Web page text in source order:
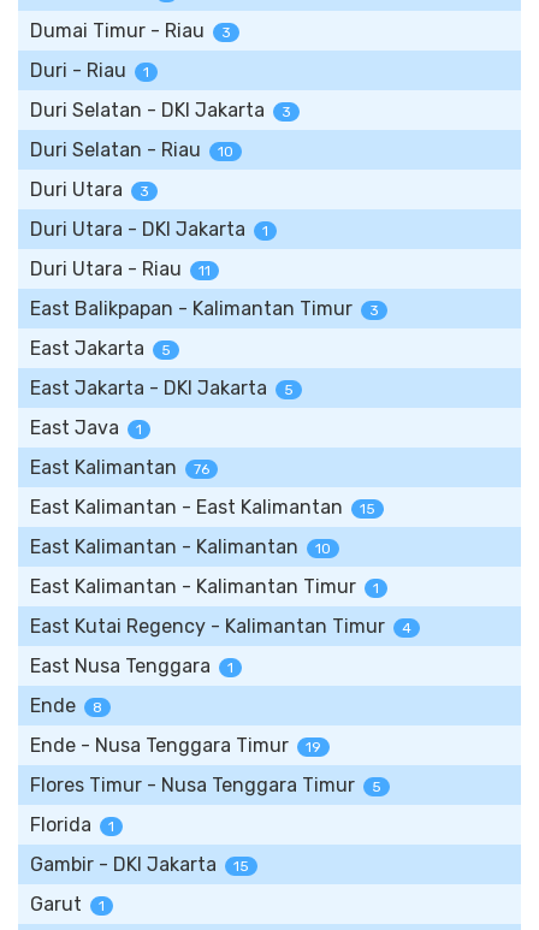
Dumai Timur - Riau 3
Duri - Riau 1
Duri Selatan - DKI Jakarta 3
Duri Selatan - Riau 10
Duri Utara 3
Duri Utara - DKI Jakarta 1
Duri Utara - Riau 11
East Balikpapan - Kalimantan Timur 3
East Jakarta 5
East Jakarta - DKI Jakarta 5
East Java 1
East Kalimantan 76
East Kalimantan - East Kalimantan 15
East Kalimantan - Kalimantan 10
East Kalimantan - Kalimantan Timur 1
East Kutai Regency - Kalimantan Timur 4
East Nusa Tenggara 1
Ende 8
Ende - Nusa Tenggara Timur 19
Flores Timur - Nusa Tenggara Timur 5
Florida 1
Gambir - DKI Jakarta 15
Garut 1